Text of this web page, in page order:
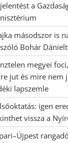
a
másodszor is
Bohár
megyei
jut és mire nem
lapszemle
igen
vissza a